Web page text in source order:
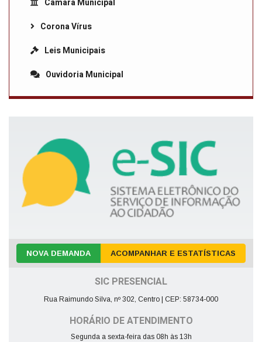
Câmara Municipal
Corona Vírus
Leis Municipais
Ouvidoria Municipal
NOVA DEMANDA ACOMPANHAR E ESTATÍSTICAS
SIC PRESENCIAL
Rua Raimundo Silva, nº 302, Centro | CEP: 58734-000
HORÁRIO DE ATENDIMENTO
Segunda a sexta-feira das 08h às 13h